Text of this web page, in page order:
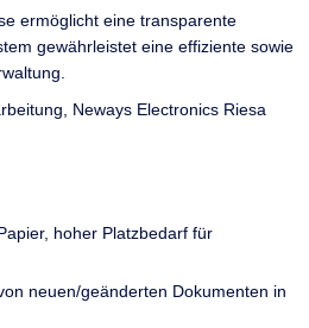
ermöglicht eine transparente
gewährleistet eine effiziente sowie
Neways Electronics Riesa
hoher Platzbedarf für
neuen/geänderten Dokumenten in